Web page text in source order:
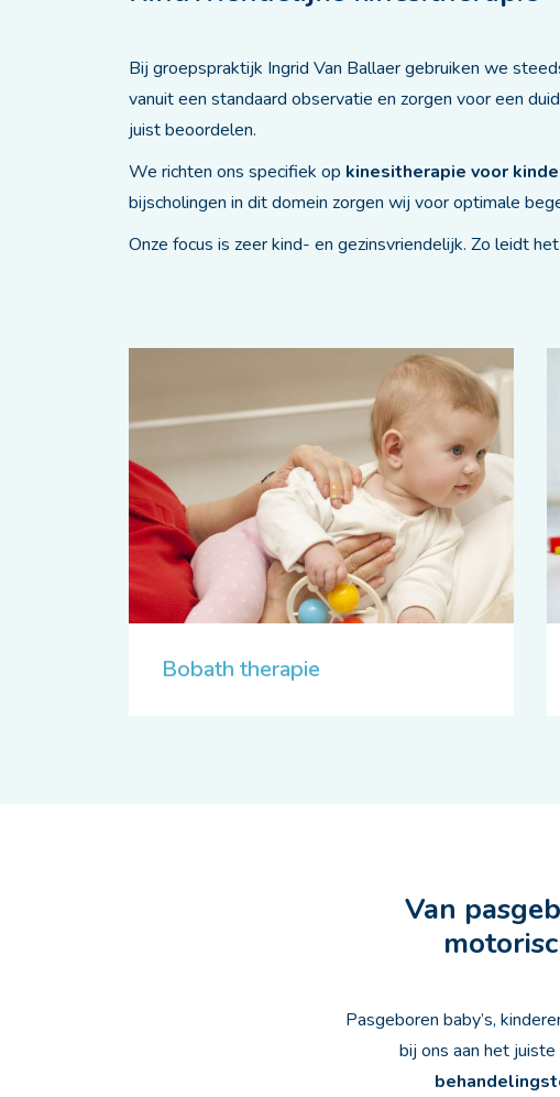
Bij groepspraktijk Ingrid Van Ballaer gebruiken we
vanuit een standaard observatie en zorgen voor een
juist beoordelen.
We richten ons specifiek op kinesitherapie voor
bijscholingen in dit domein zorgen wij voor optimale
Onze focus is zeer kind- en gezinsvriendelijk. Zo leidt
Bobath therapie
Van
Pasgeboren baby’s,
bij ons aan het